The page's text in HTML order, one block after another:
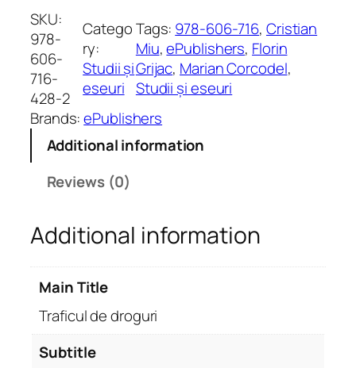
a
f
i
c
u
l
d
g
u
r
T
SKU:
978-
606-
716-
428-2
Catego
ry:
Studii și
eseuri
Tags: 978-606-716, Cristian
Miu, ePublishers, Florin
Grijac, Marian Corcodel
Studii și eseuri
Brands:ePublishers
Additional information
Reviews (0)
Additional information
Main Title
Traficul de droguri
Subtitle